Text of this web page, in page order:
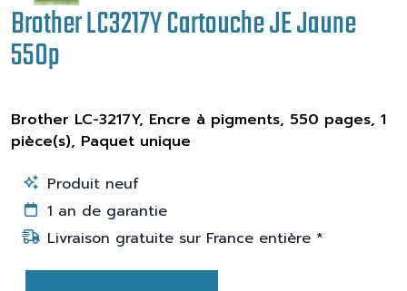
Brother LC3217Y Cartouche JE Jaune
550p
Brother LC-3217Y, Encre à pigments, 550 pages, 1
pièce(s), Paquet unique
Produit neuf
1 an de garantie
Livraison gratuite sur France entière *